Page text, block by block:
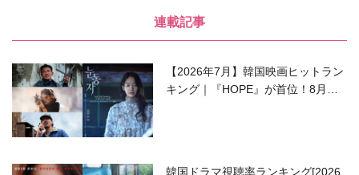
連載記事
【2026年7月】韓国映画ヒットラン
キング｜『HOPE』が首位！8月公
韓国ドラマ視聴率ランキング[2026